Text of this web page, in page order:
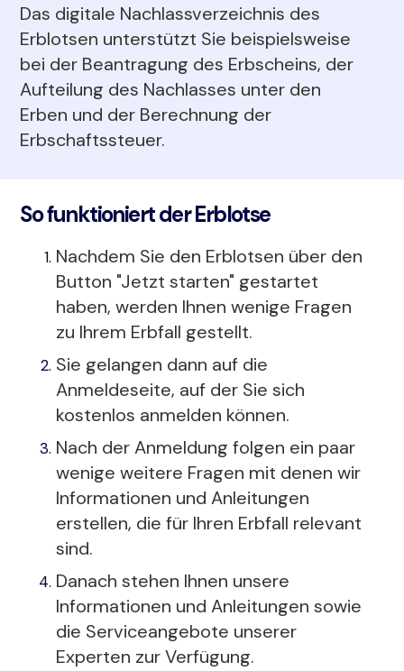
Das digitale Nachlassverzeichnis des
Erblotsen unterstützt Sie beispielsweise
bei der Beantragung des Erbscheins, der
Aufteilung des Nachlasses unter den
Erben und der Berechnung der
Erbschaftssteuer.
So funktioniert der Erblotse
Nachdem Sie den Erblotsen über den
Button "Jetzt starten" gestartet
haben, werden Ihnen wenige Fragen
zu Ihrem Erbfall gestellt.
Sie gelangen dann auf die
Anmeldeseite, auf der Sie sich
kostenlos anmelden können.
Nach der Anmeldung folgen ein paar
wenige weitere Fragen mit denen wir
Informationen und Anleitungen
erstellen, die für Ihren Erbfall relevant
sind.
Danach stehen Ihnen unsere
Informationen und Anleitungen sowie
die Serviceangebote unserer
Experten zur Verfügung.